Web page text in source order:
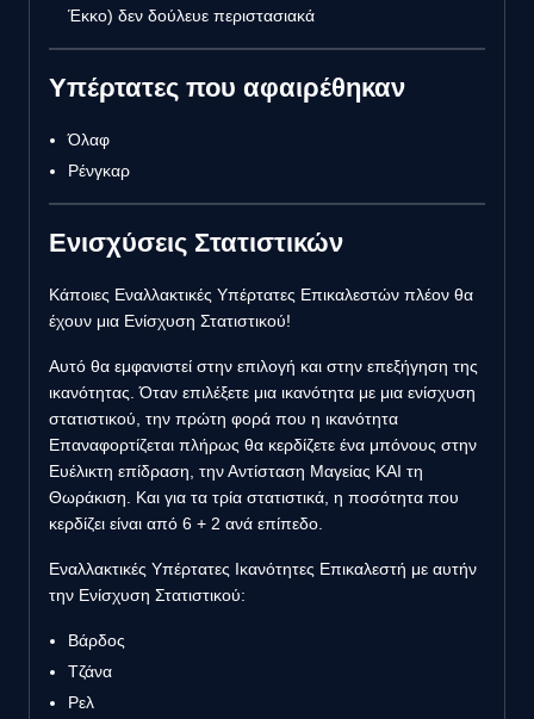
Έκκο) δεν δούλευε περιστασιακά
Υπέρτατες που αφαιρέθηκαν
Όλαφ
Ρένγκαρ
Ενισχύσεις Στατιστικών
Κάποιες Εναλλακτικές Υπέρτατες Επικαλεστών πλέον θα
έχουν μια Ενίσχυση Στατιστικού!
Αυτό θα εμφανιστεί στην επιλογή και στην επεξήγηση της
ικανότητας. Όταν επιλέξετε μια ικανότητα με μια ενίσχυση
στατιστικού, την πρώτη φορά που η ικανότητα
Επαναφορτίζεται πλήρως θα κερδίζετε ένα μπόνους στην
Ευέλικτη επίδραση, την Αντίσταση Μαγείας ΚΑΙ τη
Θωράκιση. Και για τα τρία στατιστικά, η ποσότητα που
κερδίζει είναι από 6 + 2 ανά επίπεδο.
Εναλλακτικές Υπέρτατες Ικανότητες Επικαλεστή με αυτήν
την Ενίσχυση Στατιστικού:
Βάρδος
Τζάνα
Ρελ